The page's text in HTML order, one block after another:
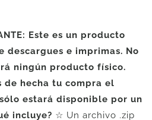
Este es un producto
descargues e imprimas. No
ningún producto físico.
de hecha tu compra el
estará disponible por un
incluye? ☆ Un archivo .zip